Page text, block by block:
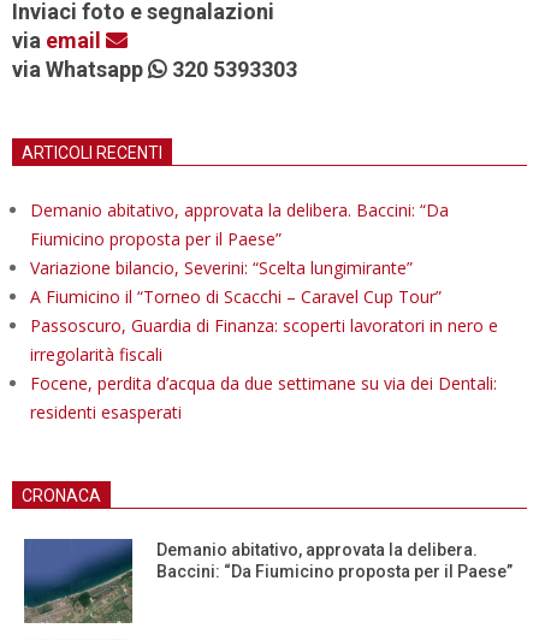
Inviaci foto e segnalazioni
via email
via Whatsapp
320 5393303
ARTICOLI RECENTI
Demanio abitativo, approvata la delibera. Baccini: “Da
Fiumicino proposta per il Paese”
Variazione bilancio, Severini: “Scelta lungimirante”
A Fiumicino il “Torneo di Scacchi – Caravel Cup Tour”
Passoscuro, Guardia di Finanza: scoperti lavoratori in nero e
irregolarità fiscali
Focene, perdita d’acqua da due settimane su via dei Dentali:
residenti esasperati
CRONACA
Demanio abitativo, approvata la delibera.
Baccini: “Da Fiumicino proposta per il Paese”